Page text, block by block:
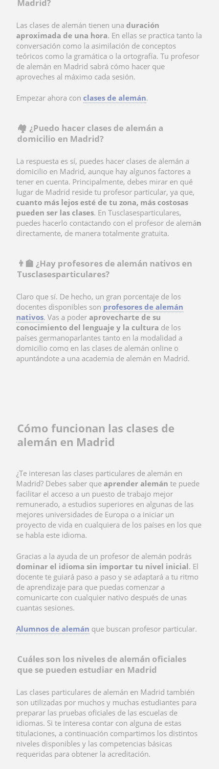
Madrid?
Las clases de alemán tienen una duración
aproximada de una hora. En ellas se practica tanto la
conversación como la asimilación de conceptos
teóricos como la gramática o la ortografía. Tu profesor
de alemán en Madrid sabrá cómo hacer que
aproveches al máximo cada sesión.
Empezar ahora con clases de alemán.
🏘️ ¿Puedo hacer clases de alemán a
domicilio en Madrid?
La respuesta es sí, puedes hacer clases de alemán a
domicilio en Madrid, aunque hay algunos factores a
tener en cuenta. Principalmente, debes mirar en qué
lugar de Madrid reside tu profesor particular, ya que,
cuanto más lejos esté de tu zona, más costosas
pueden ser las clases. En Tusclasesparticulares,
puedes hacerlo contactando con el profesor de alemán
directamente, de manera totalmente gratuita.
👨‍🏫 ¿Hay profesores de alemán nativos en
Tusclasesparticulares?
Claro que sí. De hecho, un gran porcentaje de los
docentes disponibles son profesores de alemán
nativos. Vas a poder aprovecharte de su
conocimiento del lenguaje y la cultura de los
países germanoparlantes tanto en la modalidad a
domicilio como en las clases de alemán online o
apuntándote a una academia de alemán en Madrid.
Cómo funcionan las clases de
alemán en Madrid
¿Te interesan las clases particulares de alemán en
Madrid? Debes saber que aprender alemán te puede
facilitar el acceso a un puesto de trabajo mejor
remunerado, a estudios superiores en algunas de las
mejores universidades de Europa o a iniciar un
proyecto de vida en cualquiera de los países en los que
se habla este idioma.
Gracias a la ayuda de un profesor de alemán podrás
dominar el idioma sin importar tu nivel inicial. El
docente te guiará paso a paso y se adaptará a tu ritmo
de aprendizaje para que puedas comenzar a
comunicarte con cualquier nativo después de unas
cuantas sesiones.
Alumnos de alemán que buscan profesor particular.
Cuáles son los niveles de alemán oficiales
que se pueden estudiar en Madrid
Las clases particulares de alemán en Madrid también
son utilizadas por muchos y muchas estudiantes para
preparar las pruebas oficiales de las escuelas de
idiomas. Si te interesa contar con alguna de estas
titulaciones, a continuación compartimos los distintos
niveles disponibles y las competencias básicas
requeridas para obtener la acreditación.